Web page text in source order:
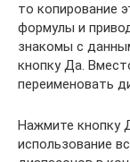
то копирование
формулы и
знакомы с
кнопку Да.
переименовать
Нажмите кнопку
использование